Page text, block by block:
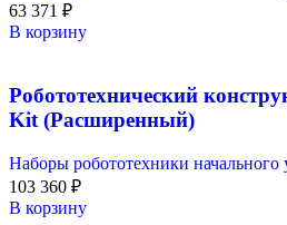
63 371 ₽
В корзину
Робототехнический
Kit (Расширенный)
Наборы робототехники начального
103 360 ₽
В корзину